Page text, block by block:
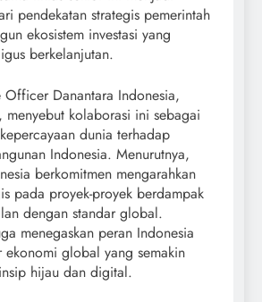
pendekatan strategis pemerintah
ekosistem investasi yang
berkelanjutan.
Officer Danantara Indonesia,
menyebut kolaborasi ini sebagai
dunia terhadap
Indonesia. Menurutnya,
berkomitmen mengarahkan
pada proyek-proyek berdampak
dengan standar global.
menegaskan peran Indonesia
ekonomi global yang semakin
hijau dan digital.